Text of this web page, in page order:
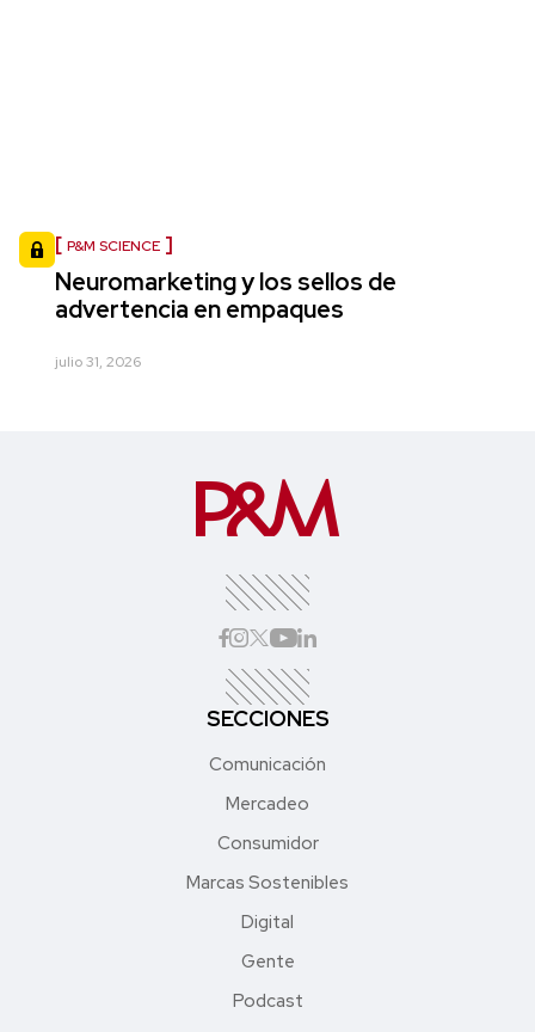
P&M SCIENCE
Neuromarketing y los sellos de
advertencia en empaques
julio 31, 2026
SECCIONES
Comunicación
Mercadeo
Consumidor
Marcas Sostenibles
Digital
Gente
Podcast